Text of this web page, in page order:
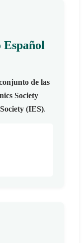
de las
Society
(IES).